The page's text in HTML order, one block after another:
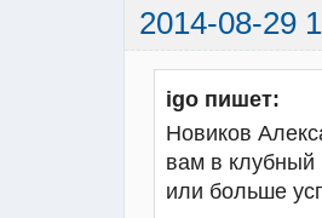
2014-08-29
igo пишет:
Новиков
вам в клубный
или больше